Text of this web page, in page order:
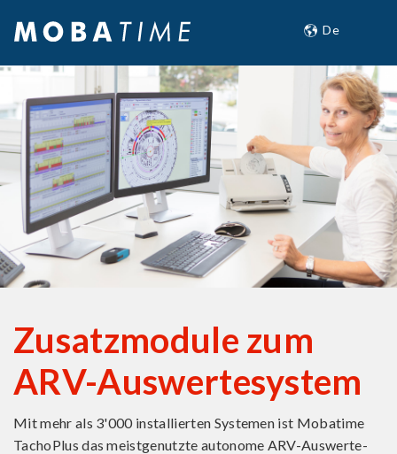
Zusatzmodule zum
ARV-Auswertesystem
Mit mehr als 3'000 installierten Systemen ist Mobatime
TachoPlus das meistgenutzte autonome ARV-Auswerte-